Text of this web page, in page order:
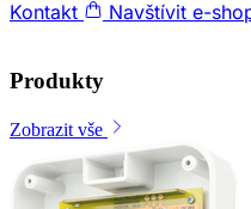
Kontakt
Navštívit e-
Produkty
Zobrazit vše